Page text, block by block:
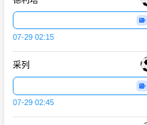
07-29 02:15
采列
07-29 02:45